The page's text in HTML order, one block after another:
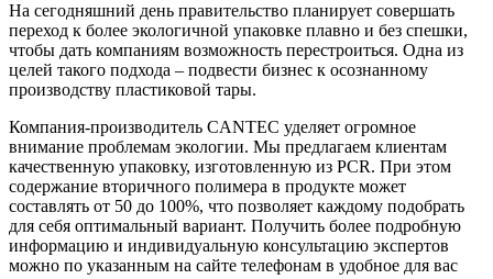
На сегодняшний день правительство планирует совершать
переход к более экологичной упаковке плавно и без спешки,
чтобы дать компаниям возможность перестроиться. Одна из
целей такого подхода – подвести бизнес к осознанному
производству пластиковой тары.
Компания-производитель CANTEC уделяет огромное
внимание проблемам экологии. Мы предлагаем клиентам
качественную упаковку, изготовленную из PCR. При этом
содержание вторичного полимера в продукте может
составлять от 50 до 100%, что позволяет каждому подобрать
для себя оптимальный вариант. Получить более подробную
информацию и индивидуальную консультацию экспертов
можно по указанным на сайте телефонам в удобное для вас